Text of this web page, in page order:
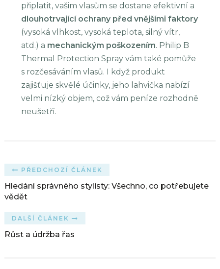
připlatit, vašim vlasům se dostane efektivní a
dlouhotrvající ochrany před vnějšími faktory
(vysoká vlhkost, vysoká teplota, silný vítr,
atd.) a mechanickým poškozením. Philip B
Thermal Protection Spray vám také pomůže
s rozčesáváním vlasů. I když produkt
zajišťuje skvělé účinky, jeho lahvička nabízí
velmi nízký objem, což vám peníze rozhodně
neušetří.
PŘEDCHOZÍ ČLÁNEK
Hledání správného stylisty: Všechno, co potřebujete
vědět
DALŠÍ ČLÁNEK
Růst a údržba řas